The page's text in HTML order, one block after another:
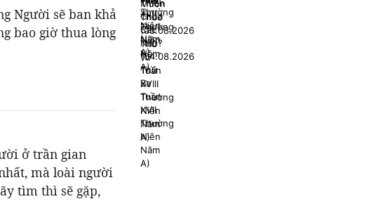
Người sẽ ban khả
bao giờ thua lòng
ở trần gian
mà loài người
tìm thì sẽ gặp,